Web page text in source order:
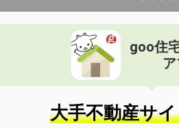
goo住
大手不動産サ